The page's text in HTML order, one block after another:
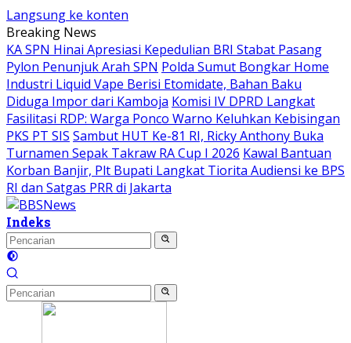
Langsung ke konten
Breaking News
KA SPN Hinai Apresiasi Kepedulian BRI Stabat Pasang
Pylon Penunjuk Arah SPN Polda Sumut Bongkar Home
Industri Liquid Vape Berisi Etomidate, Bahan Baku
Diduga Impor dari Kamboja Komisi IV DPRD Langkat
Fasilitasi RDP: Warga Ponco Warno Keluhkan Kebisingan
PKS PT SIS Sambut HUT Ke-81 RI, Ricky Anthony Buka
Turnamen Sepak Takraw RA Cup I 2026 Kawal Bantuan
Korban Banjir, Plt Bupati Langkat Tiorita Audiensi ke BPS
RI dan Satgas PRR di Jakarta
Indeks